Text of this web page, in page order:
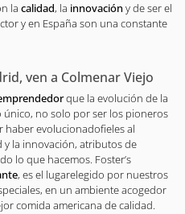
la calidad, la innovación y de ser el
y en España son una constante
ven a Colmenar Viejo
que la evolución de la
único, no solo por ser los pioneros
evolucionadofieles al
y la innovación, atributos de
lo que hacemos. Foster’s
, es el lugarelegido por nuestros
en un ambiente acogedor
comida americana de calidad.